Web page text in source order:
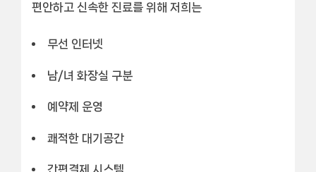
편안하고 신속한 진료를 위해 저희는
무선 인터넷
남/녀 화장실 구분
예약제 운영
쾌적한 대기공간
간편결제 시스템